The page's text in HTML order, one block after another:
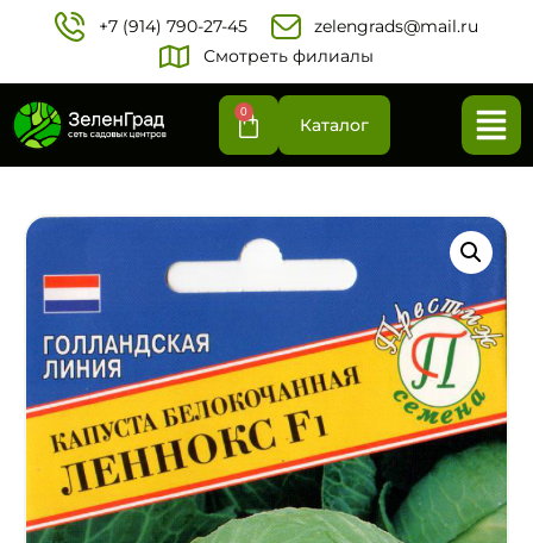
+7 (914) 790-27-45‬
zelengrads@mail.ru
Смотреть филиалы
0
Каталог